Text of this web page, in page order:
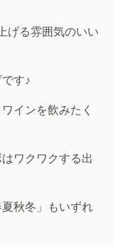
げる雰囲気のいい
す♪
インを飲みたく
ワクワクする出
秋冬」もいずれ